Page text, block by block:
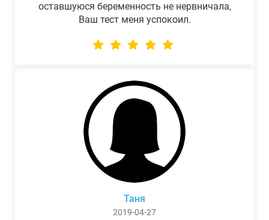
оставшуюся беременность не нервничала,
Ваш тест меня успокоил.
Таня
2019-04-27